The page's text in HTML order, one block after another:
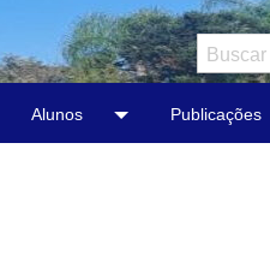
Alunos Publicações